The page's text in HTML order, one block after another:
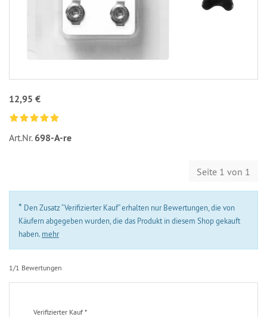
12,95 €
Art.Nr.698-A-re
Seite 1 von 1
* Den Zusatz “Verifizierter Kauf” erhalten nur Bewertungen, die von
Käufern abgegeben wurden, die das Produkt in diesem Shop gekauft
haben. mehr
1/1 Bewertungen
Verifizierter Kauf *